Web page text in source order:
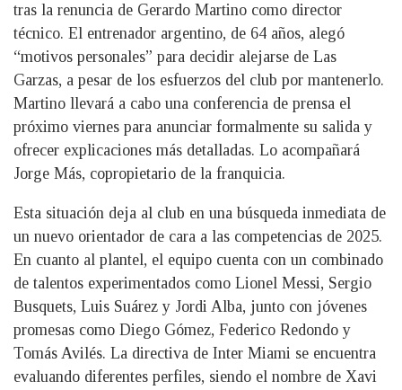
tras la renuncia de Gerardo Martino como director
técnico. El entrenador argentino, de 64 años, alegó
“motivos personales” para decidir alejarse de Las
Garzas, a pesar de los esfuerzos del club por mantenerlo.
Martino llevará a cabo una conferencia de prensa el
próximo viernes para anunciar formalmente su salida y
ofrecer explicaciones más detalladas. Lo acompañará
Jorge Más, copropietario de la franquicia.
Esta situación deja al club en una búsqueda inmediata de
un nuevo orientador de cara a las competencias de 2025.
En cuanto al plantel, el equipo cuenta con un combinado
de talentos experimentados como Lionel Messi, Sergio
Busquets, Luis Suárez y Jordi Alba, junto con jóvenes
promesas como Diego Gómez, Federico Redondo y
Tomás Avilés. La directiva de Inter Miami se encuentra
evaluando diferentes perfiles, siendo el nombre de Xavi